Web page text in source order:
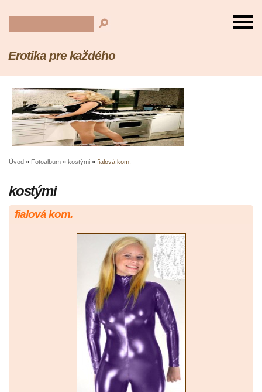
Erotika pre každého
Úvod » Fotoalbum » kostými » fialová kom.
kostými
fialová kom.